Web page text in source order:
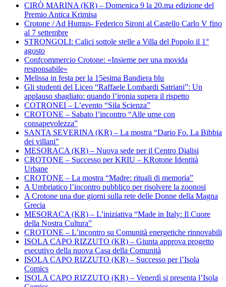
CIRÒ MARINA (KR) – Domenica 9 la 20.ma edizione del
Premio Antica Krimisa
Crotone / Ad Humus- Federico Sironi al Castello Carlo V fino
al 7 settembre
STRONGOLI: Calici sottole stelle a Villa del Popolo il 1°
agosto
Confcommercio Crotone: «Insieme per una movida
responsabile»
Melissa in festa per la 15esima Bandiera blu
Gli studenti del Liceo “Raffaele Lombardi Satriani”: Un
applauso sbagliato: quando l’ironia supera il rispetto
COTRONEI – L’evento “Sila Scienza”
CROTONE – Sabato l’incontro “Alle urne con
consapevolezza”
SANTA SEVERINA (KR) – La mostra “Dario Fo. La Bibbia
dei villani”
MESORACA (KR) – Nuova sede per il Centro Dialisi
CROTONE – Successo per KRIU – KRotone Identità
Urbane
CROTONE – La mostra “Madre: rituali di memoria”
A Umbriatico l’incontro pubblico per risolvere la zoonosi
A Crotone una due giorni sulla rete delle Donne della Magna
Grecia
MESORACA (KR) – L’iniziativa “Made in Italy: Il Cuore
della Nostra Cultura”
CROTONE – L’incontro su Comunità energetiche rinnovabili
ISOLA CAPO RIZZUTO (KR) – Giunta approva progetto
esecutivo della nuova Casa della Comunità
ISOLA CAPO RIZZUTO (KR) – Successo per l’Isola
Comics
ISOLA CAPO RIZZUTO (KR) – Venerdì si presenta l’Isola